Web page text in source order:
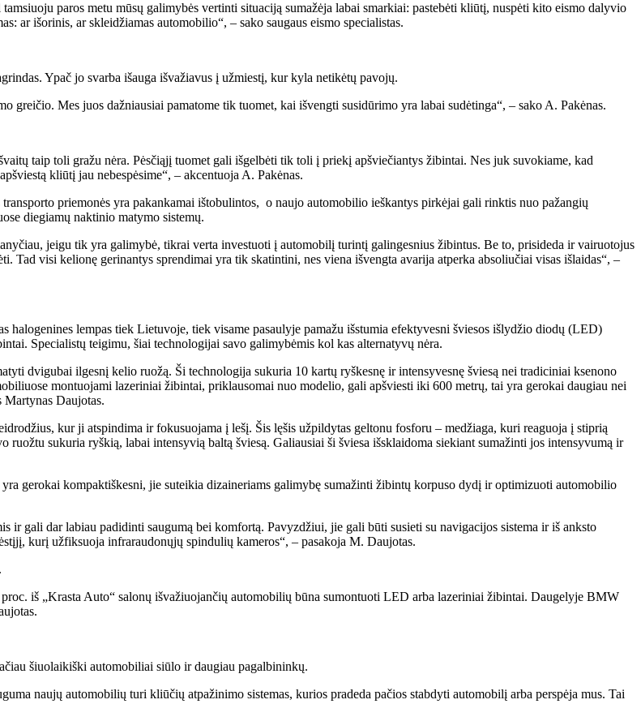
paros metu mūsų galimybės vertinti situaciją sumažėja labai smarkiai: pastebėti kliūtį, nuspėti kito eismo dalyvio
ar išorinis, ar skleidžiamas automobilio“, – sako saugaus eismo specialistas.
Ypač jo svarba išauga išvažiavus į užmiestį, kur kyla netikėtų pavojų.
greičio. Mes juos dažniausiai pamatome tik tuomet, kai išvengti susidūrimo yra labai sudėtinga“, – sako A. Pakėnas.
taip toli gražu nėra. Pėsčiąjį tuomet gali išgelbėti tik toli į priekį apšviečiantys žibintai. Nes juk suvokiame, kad
kliūtį jau nebespėsime“, – akcentuoja A. Pakėnas.
priemonės yra pakankamai ištobulintos, o naujo automobilio ieškantys pirkėjai gali rinktis nuo pažangių
diegiamų naktinio matymo sistemų.
jeigu tik yra galimybė, tikrai verta investuoti į automobilį turintį galingesnius žibintus. Be to, prisideda ir vairuotojus
Tad visi kelionę gerinantys sprendimai yra tik skatintini, nes viena išvengta avarija atperka absoliučiai visas išlaidas“, –
lempas tiek Lietuvoje, tiek visame pasaulyje pamažu išstumia efektyvesni šviesos išlydžio diodų (LED)
Specialistų teigimu, šiai technologijai savo galimybėmis kol kas alternatyvų nėra.
dvigubai ilgesnį kelio ruožą. Ši technologija sukuria 10 kartų ryškesnę ir intensyvesnę šviesą nei tradiciniai ksenono
montuojami lazeriniai žibintai, priklausomai nuo modelio, gali apšviesti iki 600 metrų, tai yra gerokai daugiau nei
Daujotas.
kur ji atspindima ir fokusuojama į lešį. Šis lęšis užpildytas geltonu fosforu – medžiaga, kuri reaguoja į stiprią
sukuria ryškią, labai intensyvią baltą šviesą. Galiausiai ši šviesa išsklaidoma siekiant sumažinti jos intensyvumą ir
gerokai kompaktiškesni, jie suteikia dizaineriams galimybę sumažinti žibintų korpuso dydį ir optimizuoti automobilio
ir gali dar labiau padidinti saugumą bei komfortą. Pavyzdžiui, jie gali būti susieti su navigacijos sistema ir iš anksto
kurį užfiksuoja infraraudonųjų spindulių kameros“, – pasakoja M. Daujotas.
iš „Krasta Auto“ salonų išvažiuojančių automobilių būna sumontuoti LED arba lazeriniai žibintai. Daugelyje BMW
šiuolaikiški automobiliai siūlo ir daugiau pagalbininkų.
naujų automobilių turi kliūčių atpažinimo sistemas, kurios pradeda pačios stabdyti automobilį arba perspėja mus. Tai